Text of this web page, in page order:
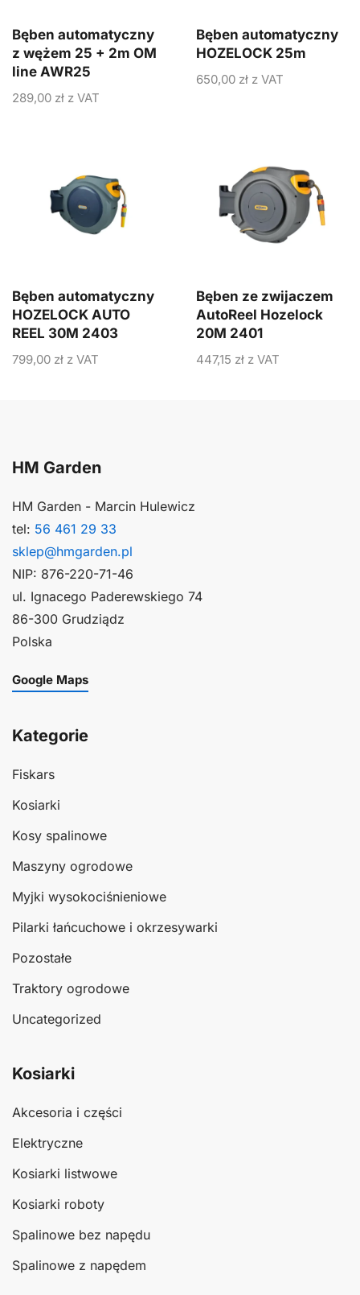
Bęben automatyczny
z wężem 25 + 2m OM
line AWR25
289,00 zł z VAT
Bęben automatyczny
HOZELOCK 25m
650,00 zł z VAT
Bęben automatyczny
HOZELOCK AUTO
REEL 30M 2403
799,00 zł z VAT
Bęben ze zwijaczem
AutoReel Hozelock
20M 2401
447,15 zł z VAT
HM Garden
HM Garden - Marcin Hulewicz
tel: 56 461 29 33
sklep@hmgarden.pl
NIP: 876-220-71-46
ul. Ignacego Paderewskiego 74
86-300 Grudziądz
Polska
Google Maps
Kategorie
Fiskars
Kosiarki
Kosy spalinowe
Maszyny ogrodowe
Myjki wysokociśnieniowe
Pilarki łańcuchowe i okrzesywarki
Pozostałe
Traktory ogrodowe
Uncategorized
Kosiarki
Akcesoria i części
Elektryczne
Kosiarki listwowe
Kosiarki roboty
Spalinowe bez napędu
Spalinowe z napędem